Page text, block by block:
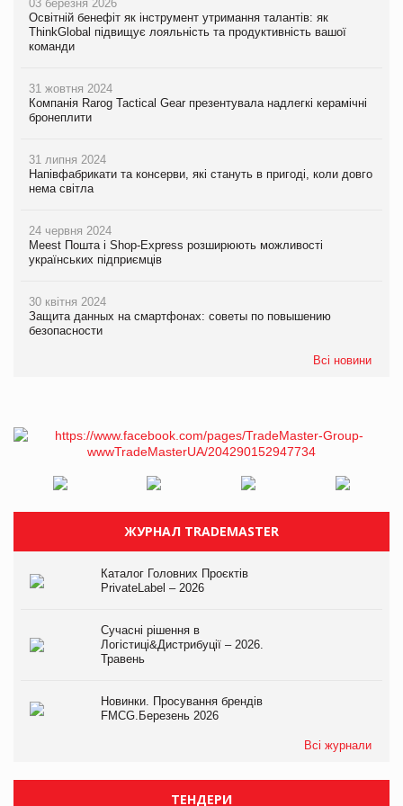
03 березня 2026
Освітній бенефіт як інструмент утримання талантів: як
ThinkGlobal підвищує лояльність та продуктивність вашої
команди
31 жовтня 2024
Компанія Rarog Tactical Gear презентувала надлегкі керамічні
бронеплити
31 липня 2024
Напівфабрикати та консерви, які стануть в пригоді, коли довго
нема світла
24 червня 2024
Meest Пошта і Shop-Express розширюють можливості
українських підприємців
30 квітня 2024
Защита данных на смартфонах: советы по повышению
безопасности
Всі новини
ЖУРНАЛ TRADEMASTER
Каталог Головних Проєктів
PrivateLabel – 2026
Сучасні рішення в
Логістиці&Дистрибуції – 2026.
Травень
Новинки. Просування брендів
FMCG.Березень 2026
Всі журнали
ТЕНДЕРИ